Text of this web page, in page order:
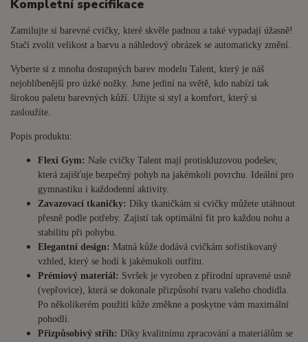
Kompletní specifikace
Zamilujte si barevné cvičky, které skvěle padnou a také vypadají úžasně!
Stačí zvolit velikost a barvu a náhledový obrázek se automaticky změní.
Vyberte si z mnoha dostupných barev modelu Talent, který je náš
nejoblíbenější pro úzké nožky. Jsme jediní na světě, kdo nabízí tak
širokou paletu barevných kůží. Užijte si styl a komfort, který si
zasloužíte.
Popis produktu:
Flexi Gym: Naše cvičky Talent mají protiskluzovou podešev,
která zajišťuje bezpečný pohyb na jakémkoli povrchu. Ideální pro
gymnastiku i každodenní aktivity.
Zavazovací tkaničky: Díky tkaničkám si cvičky můžete utáhnout
přesně podle potřeby. Zajistí tak optimální fit pro každou nohu a
stabilitu při pohybu.
Elegantní design: Matná kůže dodává cvičkám sofistikovaný
vzhled, který se hodí k jakémukoli outfitu.
Prémiový materiál: Svršek je vyroben z přírodní upravené usně
(vepřovice), která se dokonale přizpůsobí tvaru vašeho chodidla.
Po několikerém použití kůže změkne a poskytne vám maximální
pohodlí.
Přizpůsobivý střih: Díky kvalitnímu zpracování a materiálům se